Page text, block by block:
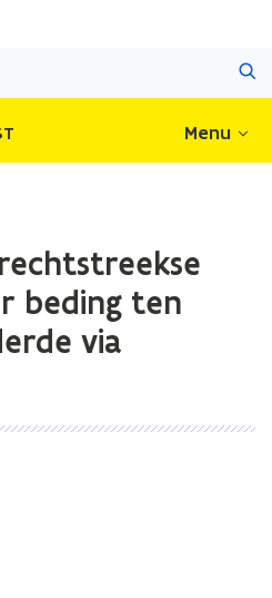
gaan
Menu
beding ten
via